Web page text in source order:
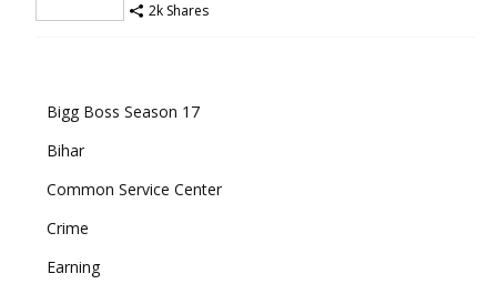
2k Shares
Bigg Boss Season 17
Bihar
Common Service Center
Crime
Earning